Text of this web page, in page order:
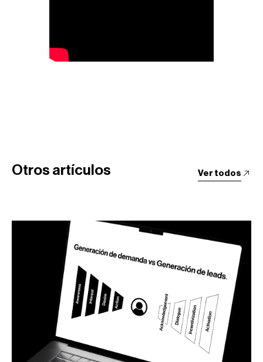
Otros artículos Ver todos